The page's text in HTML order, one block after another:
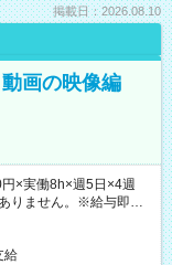
掲載日：2026.08.10
画の映像編
×実働8h×週5日×4週
りません。※給与即受
給